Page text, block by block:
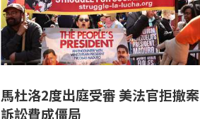
馬杜洛2度出庭受審 美法官拒撤案
訴訟費成僵局